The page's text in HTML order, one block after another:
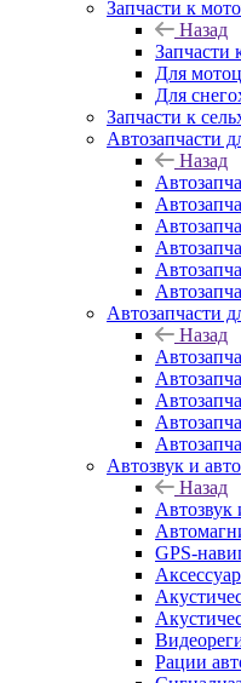
Запчасти к
Назад
Запчасти
Для
Для
Запчасти к
Автозапчасти
Назад
Автозапчасти
Назад
Автозвук и
Назад
Автозвук
GPS-
Рации